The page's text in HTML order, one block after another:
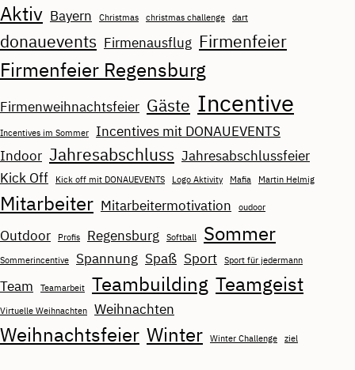
Aktiv Bayern Christmas christmas challenge dart
donauevents Firmenausflug Firmenfeier
Firmenfeier Regensburg
Firmenweihnachtsfeier Gäste Incentive
Incentives im Sommer
Incentives mit DONAUEVENTS
Indoor Jahresabschluss Jahresabschlussfeier
Kick Off
Kick off mit DONAUEVENTS Logo Aktivity Mafia Martin Helmig
Mitarbeiter Mitarbeitermotivation oudoor
Outdoor Profis Regensburg Softball Sommer
Sommerincentive Spannung Spaß Sport Sport für jedermann
Team Teamarbeit Teambuilding Teamgeist
Virtuelle Weihnachten Weihnachten
Weihnachtsfeier Winter Winter Challenge ziel